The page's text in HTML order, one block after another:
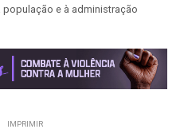
e à administração
IMPRIMIR